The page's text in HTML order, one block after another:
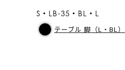
S・LB-35・BL・L
テーブル 脚（L・BL）